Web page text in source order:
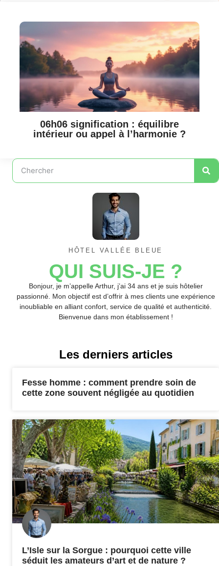
06h06 signification : équilibre
intérieur ou appel à l’harmonie ?
HÔTEL VALLÉE BLEUE
QUI SUIS-JE ?
Bonjour, je m’appelle Arthur, j’ai 34 ans et je suis hôtelier
passionné. Mon objectif est d’offrir à mes clients une expérience
inoubliable en alliant confort, service de qualité et authenticité.
Bienvenue dans mon établissement !
Les derniers articles
Fesse homme : comment prendre soin de
cette zone souvent négligée au quotidien
L’Isle sur la Sorgue : pourquoi cette ville
séduit les amateurs d’art et de nature ?